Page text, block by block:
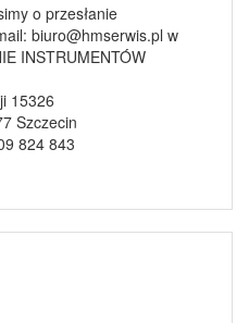
o przesłanie
biuro@hmserwis.pl w
INSTRUMENTÓW
15326
Szczecin
824 843